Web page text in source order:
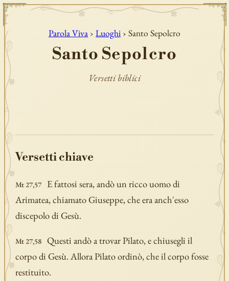
Parola Viva › Luoghi › Santo Sepolcro
Santo Sepolcro
Versetti biblici
Versetti chiave
Mt 27,57
E fattosi sera, andò un ricco uomo di
Arimatea, chiamato Giuseppe, che era anch'esso
discepolo di Gesù.
Mt 27,58
Questi andò a trovar Pilato, e chiusegli il
corpo di Gesù. Allora Pilato ordinò, che il corpo fosse
restituito.